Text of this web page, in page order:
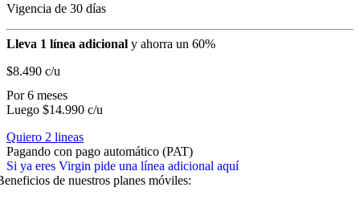
Vigencia de 30 días
Lleva 1 línea adicional y ahorra un 60%
$8.490 c/u
Por 6 meses
Luego $14.990 c/u
Quiero 2 lineas
Pagando con pago automático (PAT)
Si ya eres Virgin pide una línea adicional aquí
de nuestros planes móviles: